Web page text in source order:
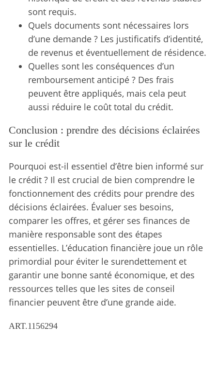
sont requis.
Quels documents sont nécessaires lors
d’une demande ? Les justificatifs d’identité,
de revenus et éventuellement de résidence.
Quelles sont les conséquences d’un
remboursement anticipé ? Des frais
peuvent être appliqués, mais cela peut
aussi réduire le coût total du crédit.
Conclusion : prendre des décisions éclairées
sur le crédit
Pourquoi est-il essentiel d’être bien informé sur
le crédit ? Il est crucial de bien comprendre le
fonctionnement des crédits pour prendre des
décisions éclairées. Évaluer ses besoins,
comparer les offres, et gérer ses finances de
manière responsable sont des étapes
essentielles. L’éducation financière joue un rôle
primordial pour éviter le surendettement et
garantir une bonne santé économique, et des
ressources telles que les sites de conseil
financier peuvent être d’une grande aide.
ART.1156294